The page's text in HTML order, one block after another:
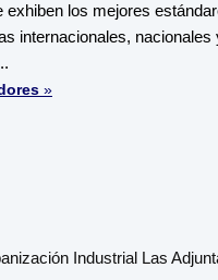
los mejores
internacionales, nacionales
»
Industrial Las